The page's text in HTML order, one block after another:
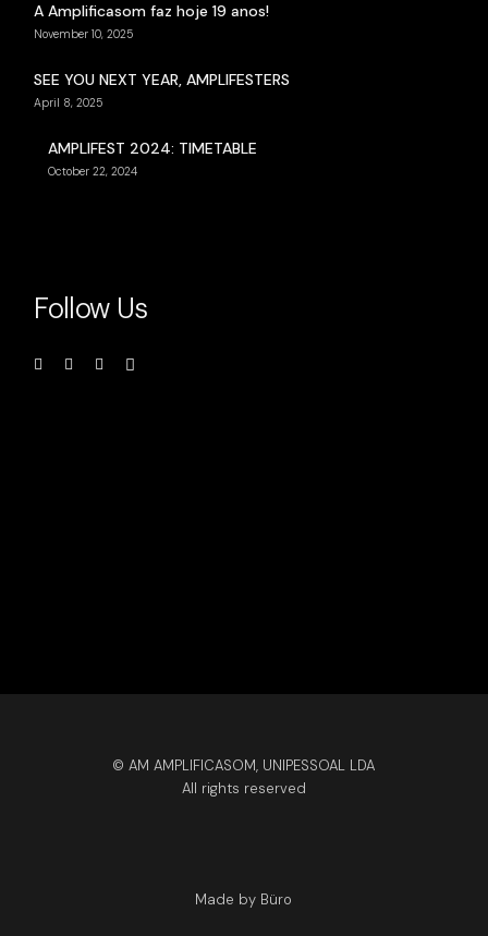
A Amplificasom faz hoje 19 anos!
November 10, 2025
SEE YOU NEXT YEAR, AMPLIFESTERS
April 8, 2025
AMPLIFEST 2024: TIMETABLE
October 22, 2024
Follow Us
© AM AMPLIFICASOM, UNIPESSOAL LDA
All rights reserved
Made by Büro